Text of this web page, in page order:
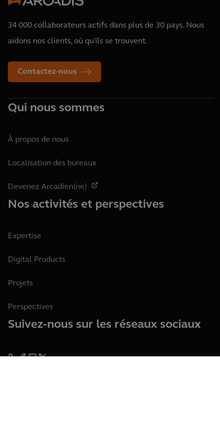
34 000 collaborateurs actifs dans plus de 30 pays. Nous
aidons nos clients, où qu'ils se trouvent.
Contactez-nous
Qui nous sommes
À propos de nous
Localisation des bureaux
Devenez Arcadien(ne)
Nos activités et perspectives
Expertise
Digital Products
Projets
Perspectives
Suivez-nous sur les réseaux sociaux